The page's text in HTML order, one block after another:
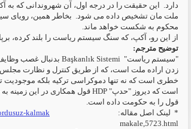
دارد.
این حقیقت را در درجه اول، آن شهروندانی که
ملت مان تشخیص داده می شود. بخاطر همین، رویای
محکوم به شکست خواهد ماند.
از این رو، آکپ، که سنگ سیستم ریاست را بلند کرده،
توضیح مترجم:
"سیستم ریاست" Başkanlık Sistemi بدنبال غصب
زدن اراده ملت است، که از طریق کنترل و نظارت مجلس
خطری است که نه تنها دموکراسی ترکیه بلکه موجودیت
است که دیروز "حدپ" HDPقول همکاری در این زمینه
قول را به حکومت داده است.
* لینک اصل مقاله: kalmak
makale,5723.html